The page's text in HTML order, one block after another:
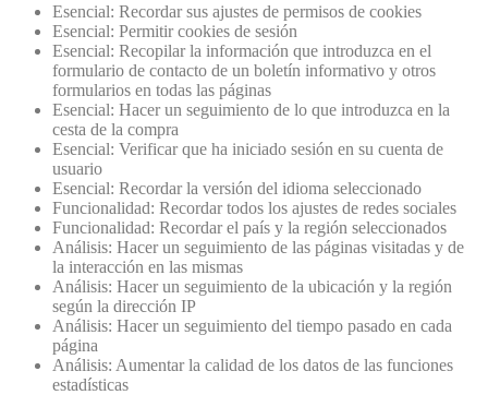
Esencial: Recordar sus ajustes de permisos de cookies
Esencial: Permitir cookies de sesión
Esencial: Recopilar la información que introduzca en el
formulario de contacto de un boletín informativo y otros
formularios en todas las páginas
Esencial: Hacer un seguimiento de lo que introduzca en la
cesta de la compra
Esencial: Verificar que ha iniciado sesión en su cuenta de
usuario
Esencial: Recordar la versión del idioma seleccionado
Funcionalidad: Recordar todos los ajustes de redes sociales
Funcionalidad: Recordar el país y la región seleccionados
Análisis: Hacer un seguimiento de las páginas visitadas y de
la interacción en las mismas
Análisis: Hacer un seguimiento de la ubicación y la región
según la dirección IP
Análisis: Hacer un seguimiento del tiempo pasado en cada
página
Análisis: Aumentar la calidad de los datos de las funciones
estadísticas